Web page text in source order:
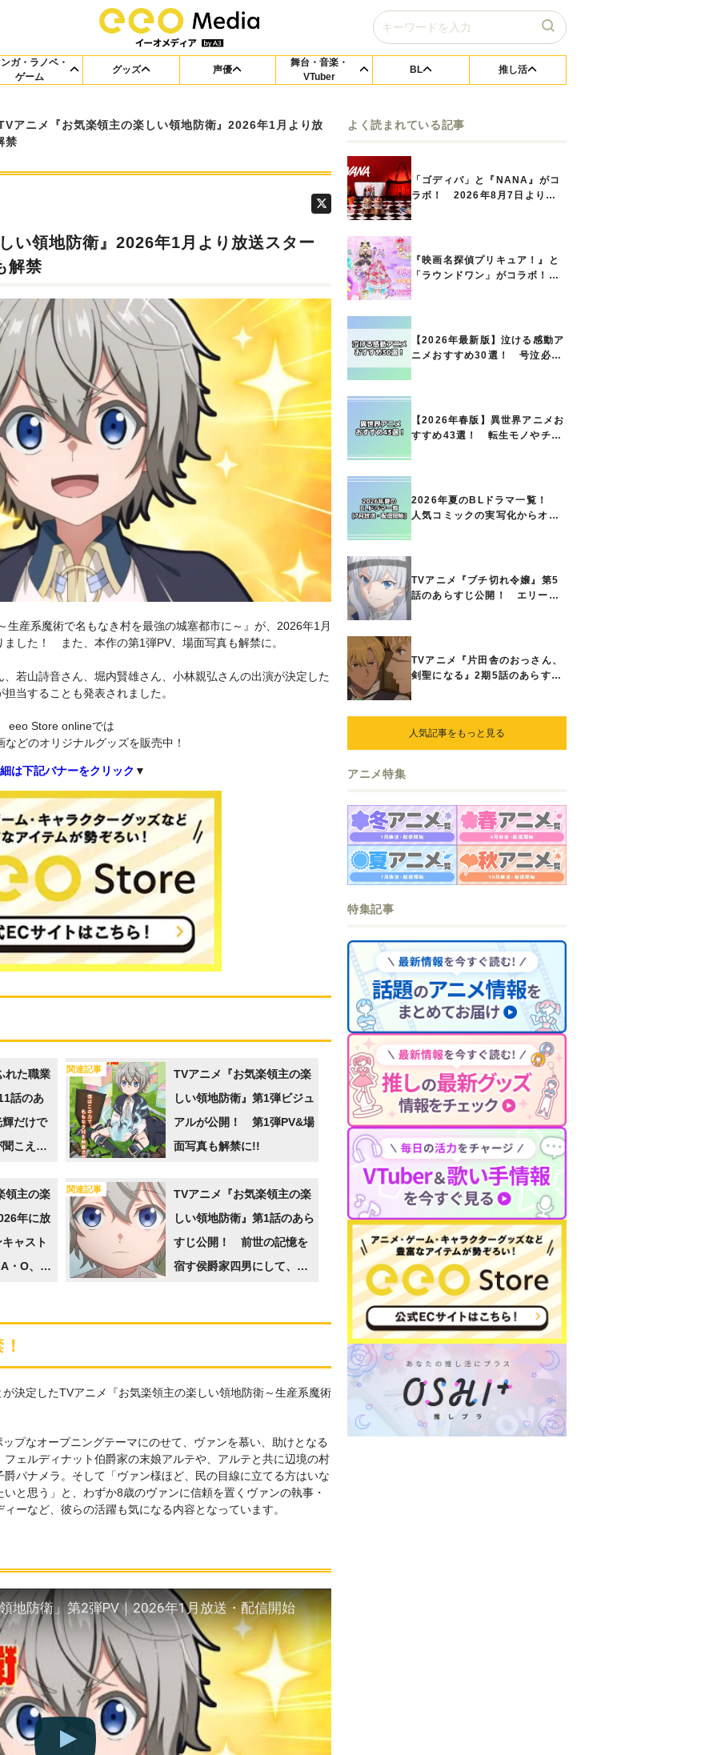
ガ・ラノベ・
ゲーム
グッズ 声優
舞台・音楽・
VTuber
BL 推し活
アニメ『お気楽領主の楽しい領地防衛』2026年1月より放
禁
い領地防衛』2026年1月より放送スター
解禁
生産系魔術で名もなき村を最強の城塞都市に～』が、2026年1月
した！ また、本作の第1弾PV、場面写真も解禁に。
若山詩音さん、堀内賢雄さん、小林親弘さんの出演が決定した
当することも発表されました。
eeo Store onlineでは
などのオリジナルグッズを販売中！
は下記バナーをクリック ▼
れた職業
話のあ
だけで
こえる
関連記事
TVアニメ『お気楽領主の楽
しい領地防衛』第1弾ビジュ
アルが公開！ 第1弾PV&場
面写真も解禁に!!
領主の楽
年に放
ャスト
・O、伊
関連記事
TVアニメ『お気楽領主の楽
しい領地防衛』第1話のあら
すじ公開！ 前世の記憶を
宿す侯爵家四男にして、神
決定したTVアニメ『お気楽領主の楽しい領地防衛～生産系魔術
プなオープニングテーマにのせて、ヴァンを慕い、助けとなる
ェルディナット伯爵家の末娘アルテや、アルテと共に辺境の村
パナメラ。そして「ヴァン様ほど、民の目線に立てる方はいな
と思う」と、わずか8歳のヴァンに信頼を置くヴァンの執事・
ーなど、彼らの活躍も気になる内容となっています。
地防衛」第2弾PV｜2026年1月放送・配信開始
よく読まれている記事
「ゴディバ」と『NANA』がコ
ラボ！ 2026年8月7日よりシ
『映画名探偵プリキュア！』と
「ラウンドワン」がコラボ！
【2026年最新版】泣ける感動ア
ニメおすすめ30選！ 号泣必須
【2026年春版】異世界アニメお
すすめ43選！ 転生モノやチー
2026年夏のBLドラマ一覧！
人気コミックの実写化からオリ
TVアニメ『ブチ切れ令嬢』第5
話のあらすじ公開！ エリーの
TVアニメ『片田舎のおっさん、
剣聖になる』2期5話のあらすじ
人気記事をもっと見る
アニメ特集
特集記事